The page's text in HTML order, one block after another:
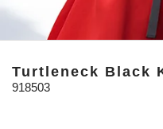
Turtleneck Black
918503